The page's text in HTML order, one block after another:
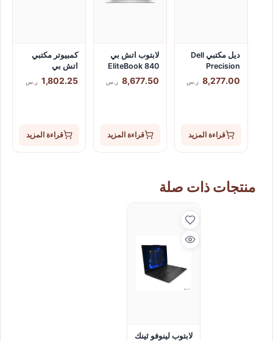
ديل مكتبي Dell
Precision
الرامات 16 جيجا
8,277.00 ر.س
قراءة المزيد
لابتوب اتش بي
840 EliteBook
معالج الترا 7,
8,677.50 ر.س
قراءة المزيد
كمبيوتر مكتبي
اتش بي
9M981AT برو
تاور 290 G4 كور
1,802.25 ر.س
قراءة المزيد
منتجات ذات صلة
لابتوب لينوفو ثينك